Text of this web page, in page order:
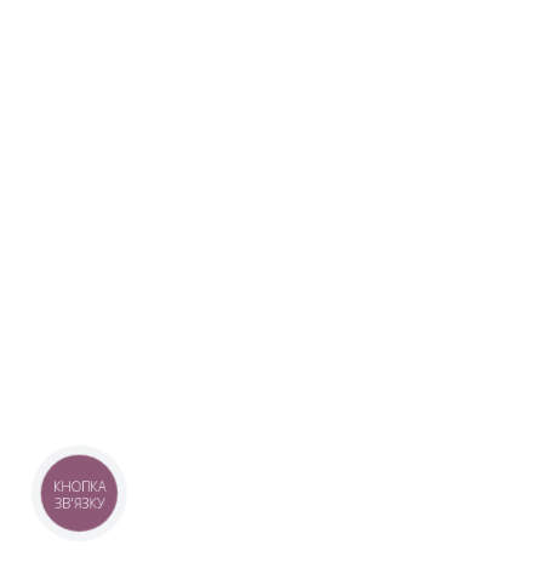
КНОПКА
ЗВ'ЯЗКУ